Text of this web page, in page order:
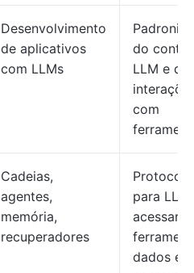
Desenvolvimento
de aplicativos
com LLMs
do
LLM e
com
Cadeias,
agentes,
memória,
recuperadores
Protocolo
para
dados e